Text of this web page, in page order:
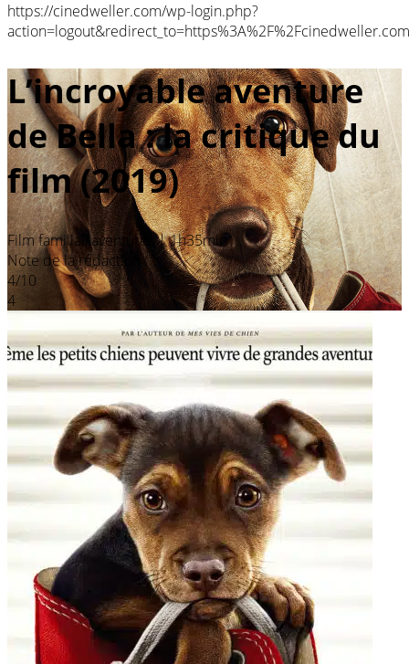
https://cinedweller.com/wp-login.php?
L’incroyable aventure
de Bella : la critique du
film (2019)
Film familial, aventures |1h35min
Note de la rédaction :
4/10
4